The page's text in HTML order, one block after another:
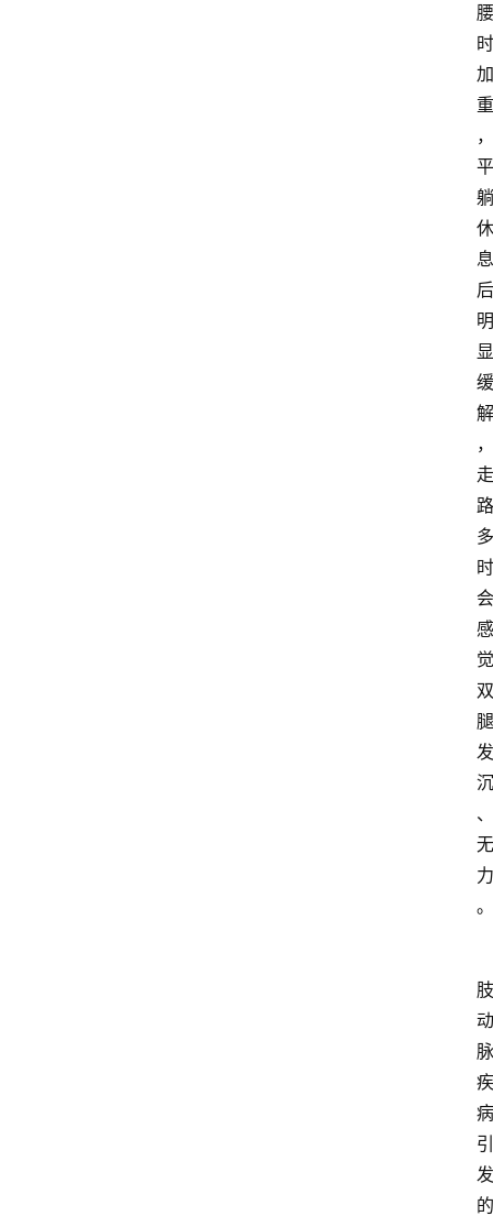
腰
时
加
重
，
平
躺
休
息
后
明
显
缓
解
，
走
路
多
时
会
感
觉
双
腿
发
沉
、
无
力
。
肢
动
脉
疾
病
引
发
的